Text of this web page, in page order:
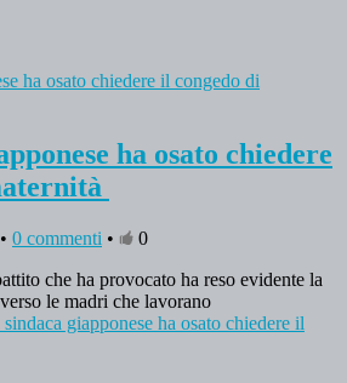
ha osato chiedere
0 commenti •
0
che ha provocato ha reso evidente la
le madri che lavorano
giapponese ha osato chiedere il